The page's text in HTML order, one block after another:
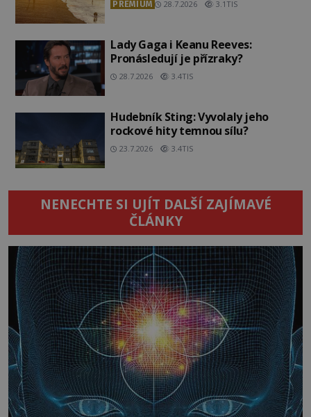
PREMIUM 28.7.2026 3.1TIS
Lady Gaga i Keanu Reeves:
Pronásledují je přízraky?
28.7.2026 3.4TIS
Hudebník Sting: Vyvolaly jeho
rockové hity temnou sílu?
23.7.2026 3.4TIS
NENECHTE SI UJÍT DALŠÍ ZAJÍMAVÉ
ČLÁNKY